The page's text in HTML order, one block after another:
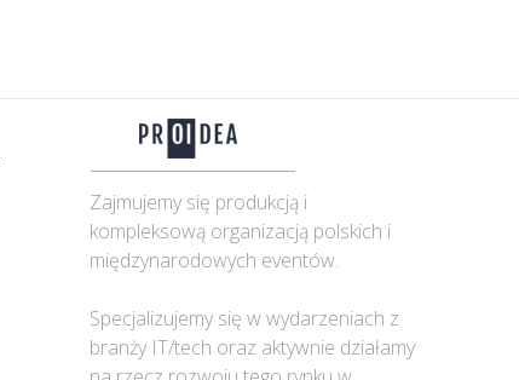
Zajmujemy się produkcją i
kompleksową organizacją polskich i
międzynarodowych eventów.
Specjalizujemy się w wydarzeniach z
branży IT/tech oraz aktywnie działamy